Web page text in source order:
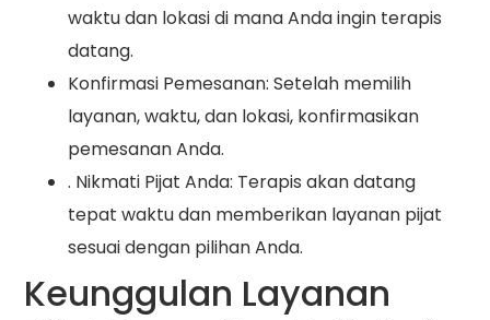
waktu dan lokasi di mana Anda ingin terapis
datang.
Konfirmasi Pemesanan: Setelah memilih
layanan, waktu, dan lokasi, konfirmasikan
pemesanan Anda.
. Nikmati Pijat Anda: Terapis akan datang
tepat waktu dan memberikan layanan pijat
sesuai dengan pilihan Anda.
Keunggulan Layanan